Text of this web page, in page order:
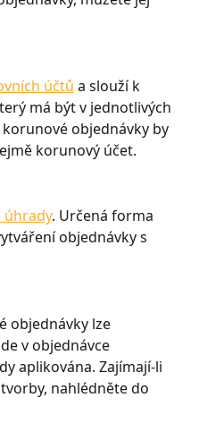
účtů a slouží k
má být v jednotlivých
objednávky by
korunový účet.
. Určená forma
objednávky s
objednávky lze
v objednávce
aplikována. Zajímají-li
nahlédněte do